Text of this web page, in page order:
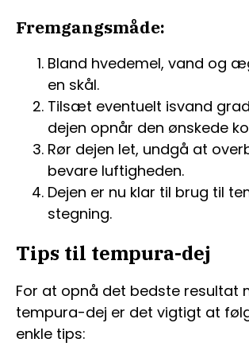
Fremgangsmåde:
Bland hvedemel, vand og
en skål.
Tilsæt eventuelt isvand
dejen opnår den ønskede
Rør dejen let, undgå at
bevare luftigheden.
Dejen er nu klar til brug til
stegning.
Tips til tempura-dej
For at opnå det bedste resultat
tempura-dej er det vigtigt at
enkle tips: